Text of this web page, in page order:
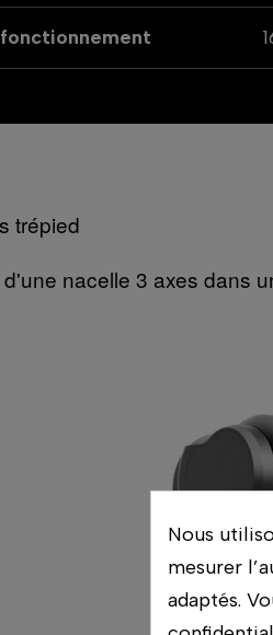
trépied
nacelle 3 axes dans
Nous
mesurer
adaptés.